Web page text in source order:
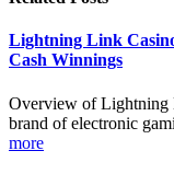
Lightning Link
Cash Winnings
Overview of Lightning
brand of electronic
more